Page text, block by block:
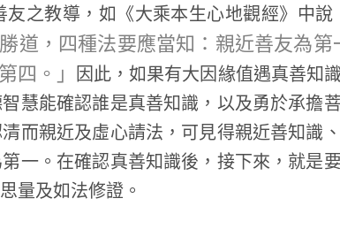
教導，如《大乘本生心地觀經》中說
道，四種法要應當知：親近善友為第
四。」
因此，如果有大因緣值遇真善知
慧能確認誰是真善知識，以及勇於承擔
而親近及虛心請法，可見得親近善知識
一。在確認真善知識後，接下來，就是
量及如法修證。